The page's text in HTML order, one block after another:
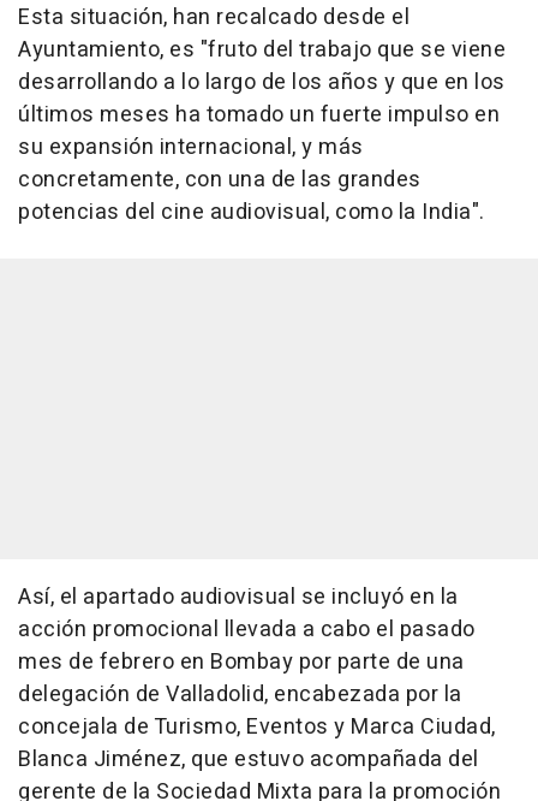
Esta situación, han recalcado desde el
Ayuntamiento, es "fruto del trabajo que se viene
desarrollando a lo largo de los años y que en los
últimos meses ha tomado un fuerte impulso en
su expansión internacional, y más
concretamente, con una de las grandes
potencias del cine audiovisual, como la India".
Así, el apartado audiovisual se incluyó en la
acción promocional llevada a cabo el pasado
mes de febrero en Bombay por parte de una
delegación de Valladolid, encabezada por la
concejala de Turismo, Eventos y Marca Ciudad,
Blanca Jiménez, que estuvo acompañada del
gerente de la Sociedad Mixta para la promoción